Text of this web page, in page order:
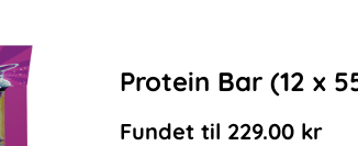
Protein Bar (12 x
Fundet til 229.00 kr